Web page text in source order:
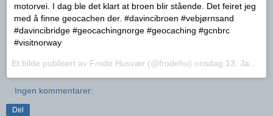
motorvei. I dag ble det klart at broen blir stående. Det feiret jeg
med å finne geocachen der. #davincibroen #vebjørnsand
#davincibridge #geocachingnorge #geocaching #gcnbrc
#visitnorway
Et bilde publisert av Frode Husvær (@frodehu) onsdag 13. Jan.. 2016 PST
Ingen kommentarer:
Del